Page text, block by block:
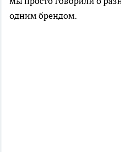
одним брендом.